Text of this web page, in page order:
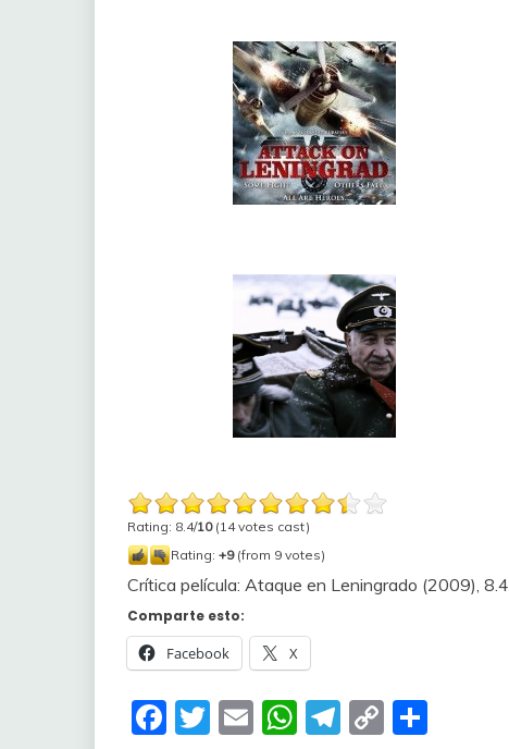
Rating: 8.4/10(14 votes cast)
Rating: +9(from 9 votes)
Crítica película: Ataque en Leningrado (2009), 8.4
Comparte esto:
Facebook X
Facebook
Twitter
EmailWhatsApp
Telegram
Copy